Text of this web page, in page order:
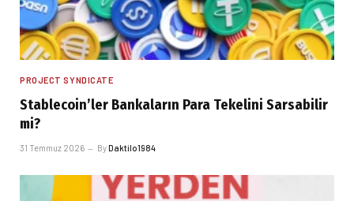
PROJECT SYNDICATE
Stablecoin’ler Bankaların Para Tekelini Sarsabilir
mi?
31 Temmuz 2026 ByDaktilo1984